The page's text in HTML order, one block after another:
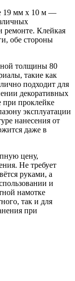
19 мм х 10 м —
ремонте. Клейкая
обе стороны
толщины 80
такие как
подходит для
декоративных
при проклейке
эксплуатации
нанесения от
даже в
цену,
Не требует
руками, а
и
намотке
так и для
при